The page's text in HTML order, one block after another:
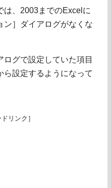
は、2003までのExcelに
ン］ダイアログがなくな
ログで設定していた項目
ら設定するようになって
リンク］